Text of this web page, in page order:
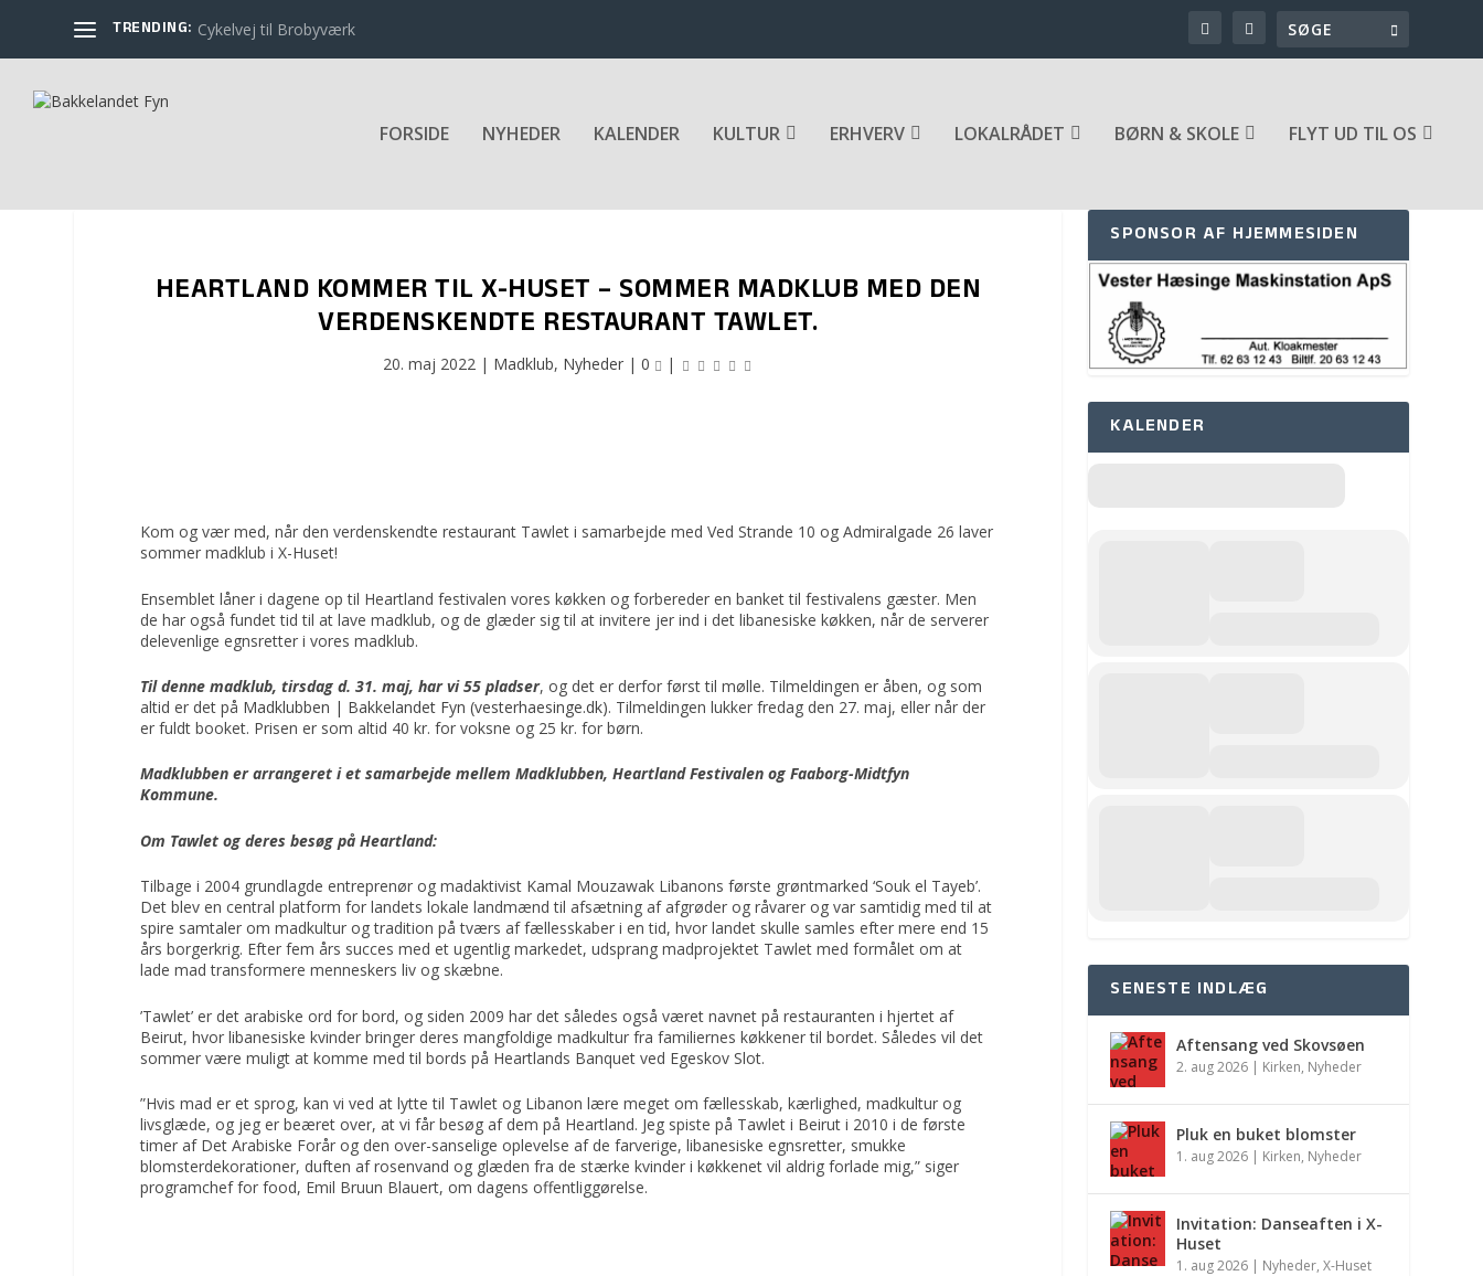
TRENDING: Cykelvej til Brobyværk
FORSIDE NYHEDER KALENDER KULTUR ERHVERV LOKALRÅDET BØRN & SKOLE FLYT UD TIL OS
HEARTLAND KOMMER TIL X-HUSET – SOMMER MADKLUB MED DEN
VERDENSKENDTE RESTAURANT TAWLET.
20. maj 2022 | Madklub, Nyheder |0 |
Kom og vær med, når den verdenskendte restaurant Tawlet i samarbejde med Ved Strande 10 og Admiralgade 26 laver
sommer madklub i X-Huset!
Ensemblet låner i dagene op til Heartland festivalen vores køkken og forbereder en banket til festivalens gæster. Men
de har også fundet tid til at lave madklub, og de glæder sig til at invitere jer ind i det libanesiske køkken, når de serverer
delevenlige egnsretter i vores madklub.
Til denne madklub, tirsdag d. 31. maj, har vi 55 pladser, og det er derfor først til mølle. Tilmeldingen er åben, og som
altid er det på Madklubben | Bakkelandet Fyn (vesterhaesinge.dk). Tilmeldingen lukker fredag den 27. maj, eller når der
er fuldt booket. Prisen er som altid 40 kr. for voksne og 25 kr. for børn.
Madklubben er arrangeret i et samarbejde mellem Madklubben, Heartland Festivalen og Faaborg-Midtfyn
Kommune.
Om Tawlet og deres besøg på Heartland:
Tilbage i 2004 grundlagde entreprenør og madaktivist Kamal Mouzawak Libanons første grøntmarked‘Souk el Tayeb’.
Det blev en central platform for landets lokale landmænd til afsætning af afgrøder ogråvarer og var samtidig med til at
spire samtaler om madkultur og tradition på tværs af fællesskaber ien tid, hvor landet skulle samles efter mere end 15
års borgerkrig. Efter fem års succes med etugentlig markedet, udsprang madprojektet Tawlet med formålet om at
lade mad transformeremenneskers liv og skæbne.
’Tawlet’ er det arabiske ord for bord, og siden 2009 har det således også været navnet pårestauranten i hjertet af
Beirut, hvor libanesiske kvinder bringer deres mangfoldige madkultur frafamiliernes køkkener til bordet. Således vil det
sommer være muligt at komme med til bords på Heartlands Banquet ved Egeskov Slot.
”Hvis mad er et sprog, kan vi ved at lytte til Tawlet og Libanon lære meget om fællesskab, kærlighed,madkultur og
livsglæde, og jeg er beæret over, at vi får besøg af dem på Heartland. Jeg spiste på Tawlet i Beirut i 2010 i de første
timer af Det Arabiske Forår og den over-sanselige oplevelse af defarverige, libanesiske egnsretter, smukke
blomsterdekorationer, duften af rosenvand og glæden fra de stærke kvinder i køkkenet vil aldrig forlade mig,” siger
programchef for food, Emil Bruun Blauert, om dagens offentliggørelse.
SPONSOR AF HJEMMESIDEN
KALENDER
SENESTE INDLÆG
Aftensang ved Skovsøen
2. aug 2026 | Kirken, Nyheder
Pluk en buket blomster
1. aug 2026 | Kirken, Nyheder
Invitation: Danseaften i X-
Huset
1. aug 2026 | Nyheder,X-Huset